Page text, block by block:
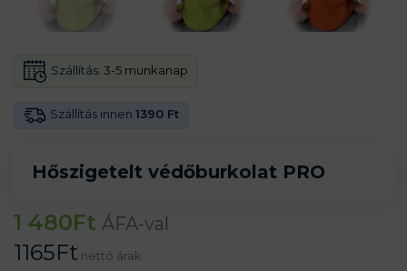
Hőszigetelt védőburkolat PRO
Szállítás innen 1390 Ft
Szállítás: 3-5 munkanap
1 480Ft ÁFA-val
1165Ft nettó árak